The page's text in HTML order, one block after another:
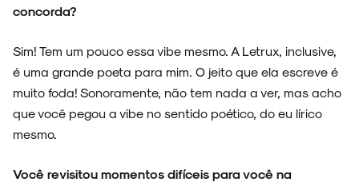
concorda?
Sim! Tem um pouco essa vibe mesmo. A Letrux, inclusive,
é uma grande poeta para mim. O jeito que ela escreve é
muito foda! Sonoramente, não tem nada a ver, mas acho
que você pegou a vibe no sentido poético, do eu lírico
mesmo.
Você revisitou momentos difíceis para você na